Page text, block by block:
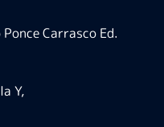
Carrasco Ed.
Y,